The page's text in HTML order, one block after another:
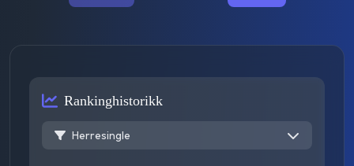
Rankinghistorikk
Herresingle